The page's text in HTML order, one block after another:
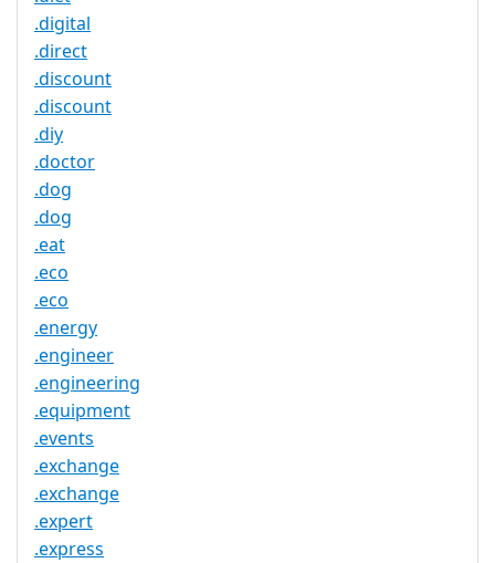
.digital
.direct
.discount
.discount
.diy
.doctor
.dog
.dog
.eat
.eco
.eco
.energy
.engineer
.engineering
.equipment
.events
.exchange
.exchange
.expert
.express